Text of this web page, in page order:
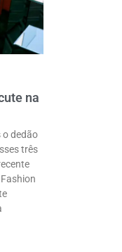
na
o dedão
três